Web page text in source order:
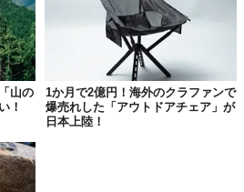
山の
！
1か月で2億円！海外のクラファンで
爆売れした「アウトドアチェア」が
日本上陸！